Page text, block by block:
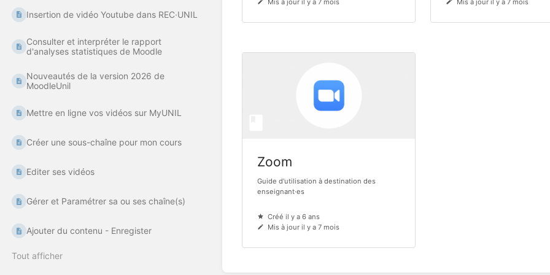
Insertion de vidéo Youtube dans REC·UNIL
Consulter et interpréter le rapport
d'analyses statistiques de Moodle
Nouveautés de la version 2026 de
MoodleUnil
Mettre en ligne vos vidéos sur MyUNIL
Créer une sous-chaîne pour mon cours
Editer ses vidéos
Gérer et Paramétrer sa ou ses chaîne(s)
Ajouter du contenu - Enregister
Tout afficher
Mis à jour il y a 7 mois
Mis à jour il y a 7 mois
Zoom
Guide d'utilisation à destination des
enseignant·es
Créé il y a 6 ans
Mis à jour il y a 7 mois